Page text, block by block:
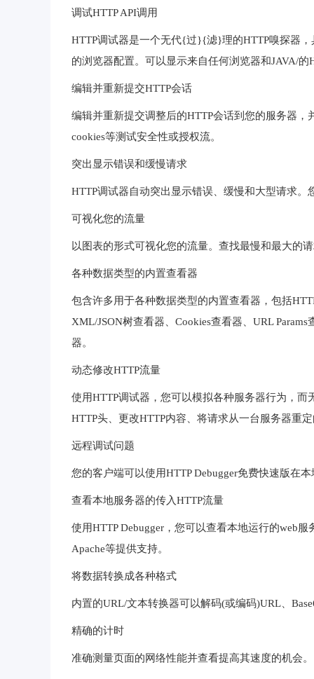
调试HTTP API调用
HTTP调试器是一个无代{过}{滤}理的HTTP嗅探器
的浏览器配置。可以显示来自任何浏览器和JAVA/的
编辑并重新提交HTTP会话
编辑并重新提交调整后的HTTP会话到您的服务器
cookies等测试安全性或授权流。
突出显示错误和缓慢请求
HTTP调试器自动突出显示错误、缓慢和大型请求
可视化您的流量
以图表的形式可视化您的流量。查找最慢和最大的
各种数据类型的内置查看器
包含许多用于各种数据类型的内置查看器，包括
XML/JSON树查看器、Cookies查看器、URL
器。
动态修改HTTP流量
使用HTTP调试器，您可以模拟各种服务器行为，
HTTP头、更改HTTP内容、将请求从一台服务器重
远程调试问题
您的客户端可以使用HTTP Debugger免费快速版在
查看本地服务器的传入HTTP流量
使用HTTP Debugger，您可以查看本地运行的web
Apache等提供支持。
将数据转换成各种格式
内置的URL/文本转换器可以解码(或编码)URL、
精确的计时
准确测量页面的网络性能并查看提高其速度的机会。